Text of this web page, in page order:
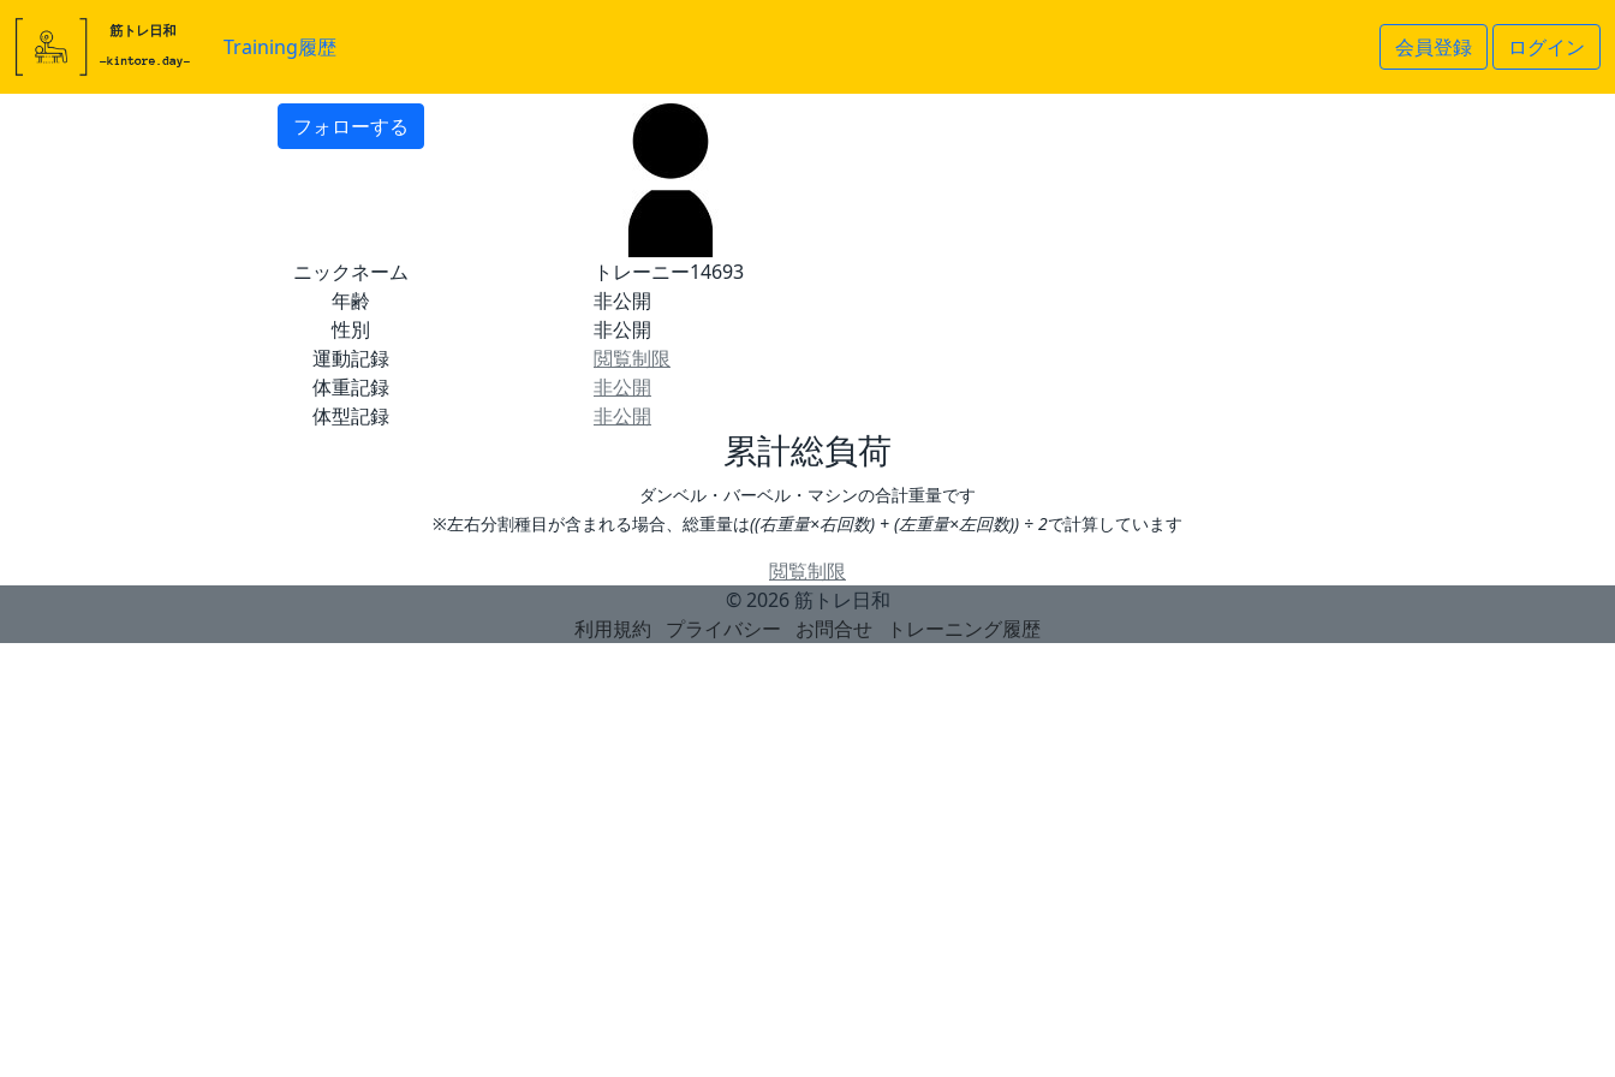
Training履歴 会員登録 ログイン
フォローする
ニックネーム
トレーニー14693
年齢
非公開
性別
非公開
運動記録
閲覧制限
体重記録
非公開
体型記録
非公開
累計総負荷
ダンベル・バーベル・マシンの合計重量です
※左右分割種目が含まれる場合、総重量は((右重量×右回数) + (左重量×左回数)) ÷ 2で計算しています
閲覧制限
© 2026 筋トレ日和
利用規約
プライバシー お問合せ トレーニング履歴